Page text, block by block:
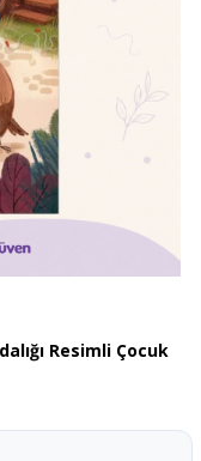
Resimli Çocuk